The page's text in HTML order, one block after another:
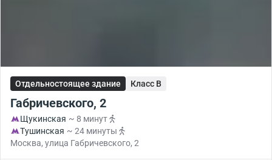
Отдельностоящее здание Класс B
Габричевского, 2
Щукинская ~ 8 минут
Тушинская ~ 24 минуты
Москва, улица Габричевского, 2